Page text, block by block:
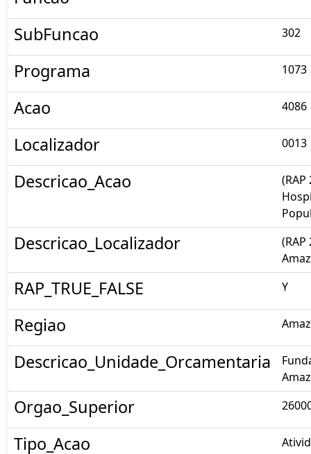
SubFuncao 302
Programa 1073
Acao 4086
Localizador 0013
Descricao_Acao
Descricao_Localizador
RAP_TRUE_FALSE Y
Regiao
Descricao_Unidade_Orcamentaria
Orgao_Superior
Tipo_Acao